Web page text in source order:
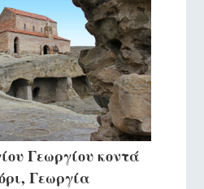
Γεωργίου κοντά
Γεωργία